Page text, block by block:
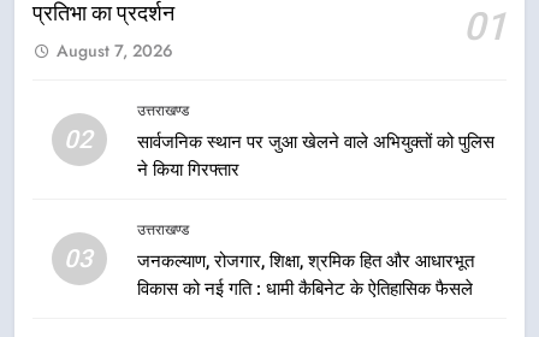
प्रतिभा का प्रदर्शन
01
August 7, 2026
02
उत्तराखण्ड
सार्वजनिक स्थान पर जुआ खेलने वाले अभियुक्तों को पुलिस
ने किया गिरफ्तार
03
उत्तराखण्ड
जनकल्याण, रोजगार, शिक्षा, श्रमिक हित और आधारभूत
विकास को नई गति : धामी कैबिनेट के ऐतिहासिक फैसले
5
का गठन
उत्तराखण्ड